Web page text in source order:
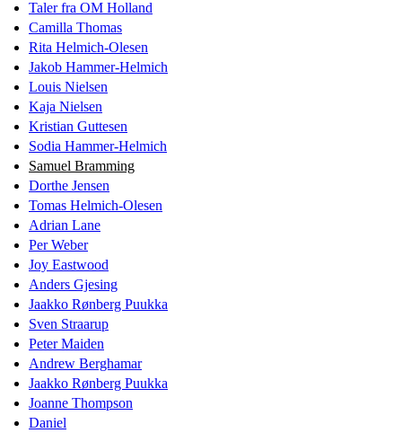
Taler fra OM Holland
Camilla Thomas
Rita Helmich-Olesen
Jakob Hammer-Helmich
Louis Nielsen
Kaja Nielsen
Kristian Guttesen
Sodia Hammer-Helmich
Samuel Bramming
Dorthe Jensen
Tomas Helmich-Olesen
Adrian Lane
Per Weber
Joy Eastwood
Anders Gjesing
Jaakko Rønberg Puukka
Sven Straarup
Peter Maiden
Andrew Berghamar
Jaakko Rønberg Puukka
Joanne Thompson
Daniel